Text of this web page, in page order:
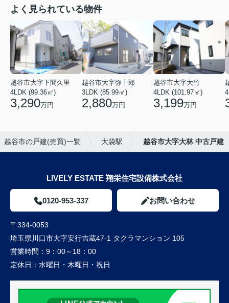
よく見られている物件
越谷市大字下間久里
4LDK (99.36㎡)
3,290万円
越谷市大字弥十郎
3LDK (85.99㎡)
2,880万円
越谷市大字大竹
4LDK (101.97㎡)
3,199万円
越谷市の戸建(売買)一覧 大袋駅 越谷市大字大林 中古戸建
LIVELY ESTATE 翔栄住宅設備株式会社
0120-953-337 お問い合わせ
〒334-0053
埼玉県川口市大字安行吉蔵47-1 タクラマンション 105
営業時間： 9：00～18：00
定休日： 水曜日・木曜日・祝日